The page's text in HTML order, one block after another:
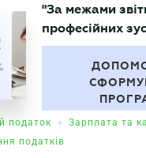
"За межами
професійних
податок • Зарплата та
податків